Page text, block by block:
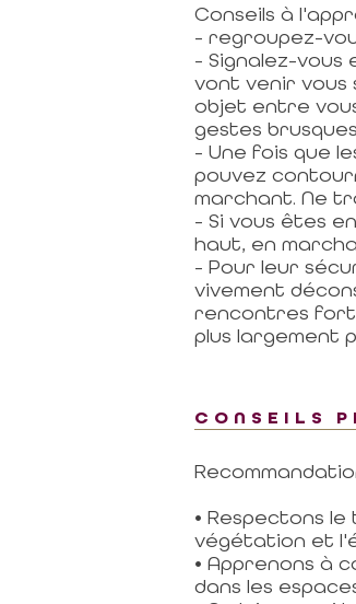
Conseils à
- regroupez-
- Signalez-
vont venir vous
objet entre
gestes
- Une fois que
pouvez
marchant. Ne
- Si vous êtes
haut, en
- Pour leur
vivement
rencontres
plus largement
CONSEILS
• Respectons
végétation et
• Apprenons à
dans les